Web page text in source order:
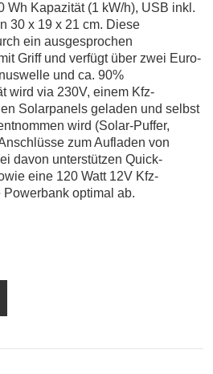
Wh Kapazität (1 kW/h), USB inkl.
30 x 19 x 21 cm. Diese
ein ausgesprochen
Griff und verfügt über zwei Euro-
und ca. 90%
wird via 230V, einem Kfz-
Solarpanels geladen und selbst
wird (Solar-Puffer,
zum Aufladen von
davon unterstützen Quick-
eine 120 Watt 12V Kfz-
optimal ab.